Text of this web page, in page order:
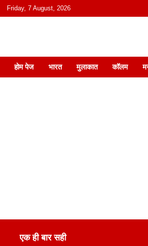
content
Friday, 7 August, 2026
हिंदी में
होम पेज भारत मुलाकात कॉलम
एक ही बार सही